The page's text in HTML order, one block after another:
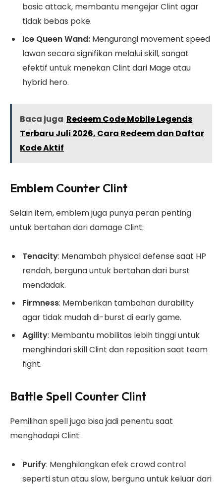
basic attack, membantu mengejar Clint agar
tidak bebas poke.
Ice Queen Wand: Mengurangi movement speed
lawan secara signifikan melalui skill, sangat
efektif untuk menekan Clint dari Mage atau
hybrid hero.
Baca juga Redeem Code Mobile Legends
Terbaru Juli 2026, Cara Redeem dan Daftar
Kode Aktif
Emblem Counter Clint
Selain item, emblem juga punya peran penting
untuk bertahan dari damage Clint:
Tenacity: Menambah physical defense saat HP
rendah, berguna untuk bertahan dari burst
mendadak.
Firmness: Memberikan tambahan durability
agar tidak mudah di-burst di early game.
Agility: Membantu mobilitas lebih tinggi untuk
menghindari skill Clint dan reposition saat team
fight.
Battle Spell Counter Clint
Pemilihan spell juga bisa jadi penentu saat
menghadapi Clint:
Purify: Menghilangkan efek crowd control
seperti stun atau slow, berguna untuk keluar dari